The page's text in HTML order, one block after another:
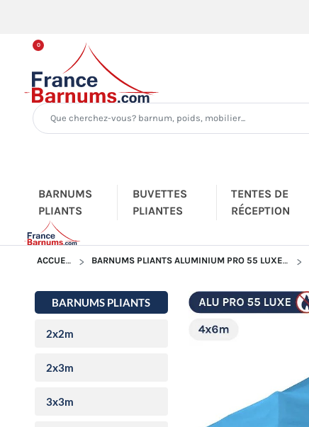
0
BARNUMS
PLIANTS
BUVETTES
PLIANTES
TENTES DE
RÉCEPTION
ACCUEIL BARNUMS PLIANTS ALUMINIUM PRO 55 LUXE M2
BARNUMS PLIANTS
2x2m
2x3m
3x3m